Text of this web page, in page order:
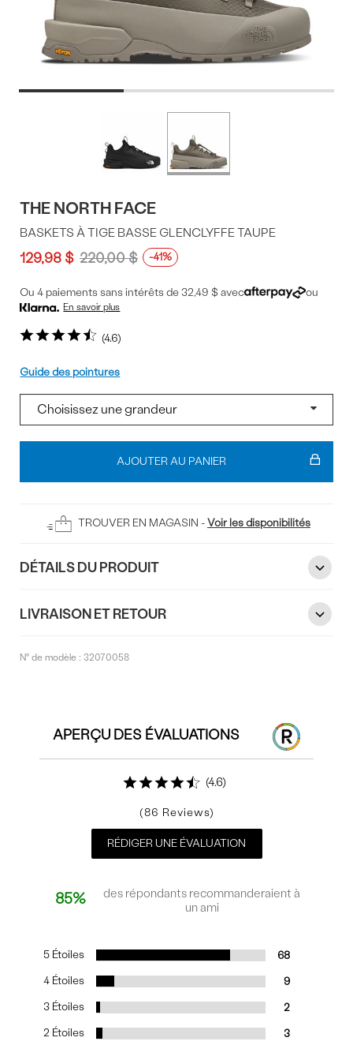
THE NORTH FACE
4.6
BASKETS À TIGE BASSE GLENCLYFFE TAUPE
129,98 $ 220,00 $ -41%
Ou 4 paiements sans intérêts de 32,49 $ avec ou
En savoir plus
Pointure
Guide des pointures
Ajouter
panier
AJOUTER AU PANIER
TROUVER EN MAGASIN -Voir les disponibilités
DÉTAILS DU PRODUIT
LIVRAISON ET RETOUR
N° de modèle :32070058
APERÇU DES ÉVALUATIONS
4.6
86
RÉDIGER UNE ÉVALUATION
85%
des répondants recommanderaient à
un ami
5 Étoiles 68
4 Étoiles 9
3 Étoiles 2
2 Étoiles 3